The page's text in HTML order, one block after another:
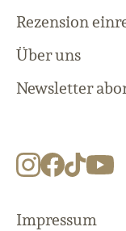
Rezension
Über uns
Newsletter
Impressum